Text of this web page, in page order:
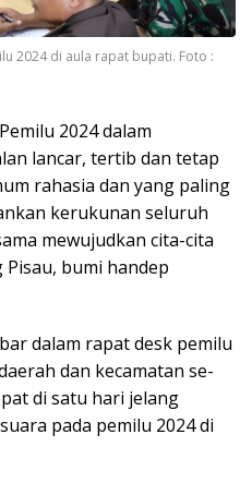
2024 di aula rapat bupati. Foto :
2024 dalam
lancar, tertib dan tetap
rahasia dan yang paling
kerukunan seluruh
mewujudkan cita-cita
bumi handep
dalam rapat desk pemilu
dan kecamatan se-
di satu hari jelang
pada pemilu 2024 di